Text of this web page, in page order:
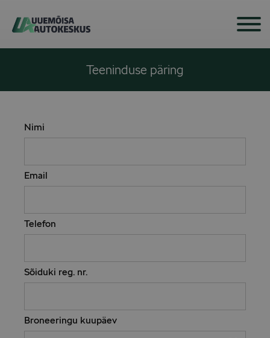
Teeninduse päring
Nimi
Email
Telefon
Sõiduki reg. nr.
Broneeringu kuupäev